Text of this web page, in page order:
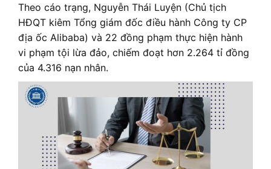
Theo cáo trạng, Nguyễn Thái Luyện (Chủ tịch
HĐQT kiêm Tổng giám đốc điều hành Công ty CP
địa ốc Alibaba) và 22 đồng phạm thực hiện hành
vi phạm tội lừa đảo, chiếm đoạt hơn 2.264 tỉ đồng
của 4.316 nạn nhân.